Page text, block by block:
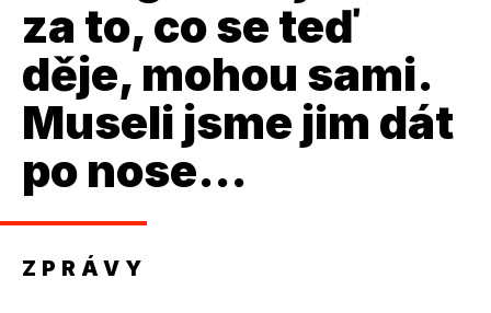
za to, co se teď
děje, mohou sami.
Museli jsme jim dát
po nose…
ZPRÁVY